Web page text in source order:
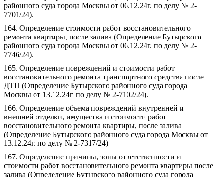
районного суда города Москвы от 06.12.24г. по делу № 2-
7701/24).
164. Определение стоимости работ восстановительного
ремонта квартиры, после залива (Определение Бутырского
районного суда города Москвы от 06.12.24г. по делу № 2-
7746/24).
165. Определение повреждений и стоимости работ
восстановительного ремонта транспортного средства после
ДТП (Определение Бутырского районного суда города
Москвы от 13.12.24г. по делу № 2-7102/24).
166. Определение объема повреждений внутренней и
внешней отделки, имущества и стоимости работ
восстановительного ремонта квартиры, после залива
(Определение Бутырского районного суда города Москвы от
13.12.24г. по делу № 2-7317/24).
167. Определение причины, зоны ответственности и
стоимости работ восстановительного ремонта квартиры после
залива (Определение Бутырского районного суда города